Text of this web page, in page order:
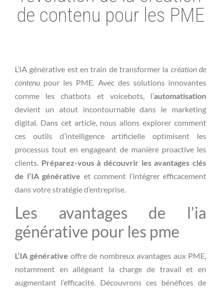
de contenu pour les PME
L’IA générative est en train de transformer la création de
contenu pour les PME. Avec des solutions innovantes
comme les chatbots et voicebots, l’automatisation
devient un atout incontournable dans le marketing
digital. Dans cet article, nous allons explorer comment
ces outils d’intelligence artificielle optimisent les
processus tout en engageant de manière proactive les
clients. Préparez-vous à découvrir les avantages clés
de l’IA générative et comment l’intégrer efficacement
dans votre stratégie d’entreprise.
Les avantages de l’ia
générative pour les pme
L’IA générative offre de nombreux avantages aux PME,
notamment en allégeant la charge de travail et en
augmentant l’efficacité. Découvrons ces bénéfices de